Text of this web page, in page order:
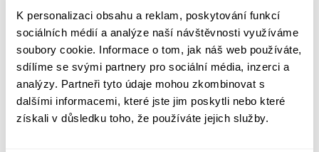
K personalizaci obsahu a reklam, poskytování funkcí
sociálních médií a analýze naší návštěvnosti využíváme
soubory cookie. Informace o tom, jak náš web používáte,
sdílíme se svými partnery pro sociální média, inzerci a
analýzy. Partneři tyto údaje mohou zkombinovat s
dalšími informacemi, které jste jim poskytli nebo které
získali v důsledku toho, že používáte jejich služby.
Město
PSČ
Stát